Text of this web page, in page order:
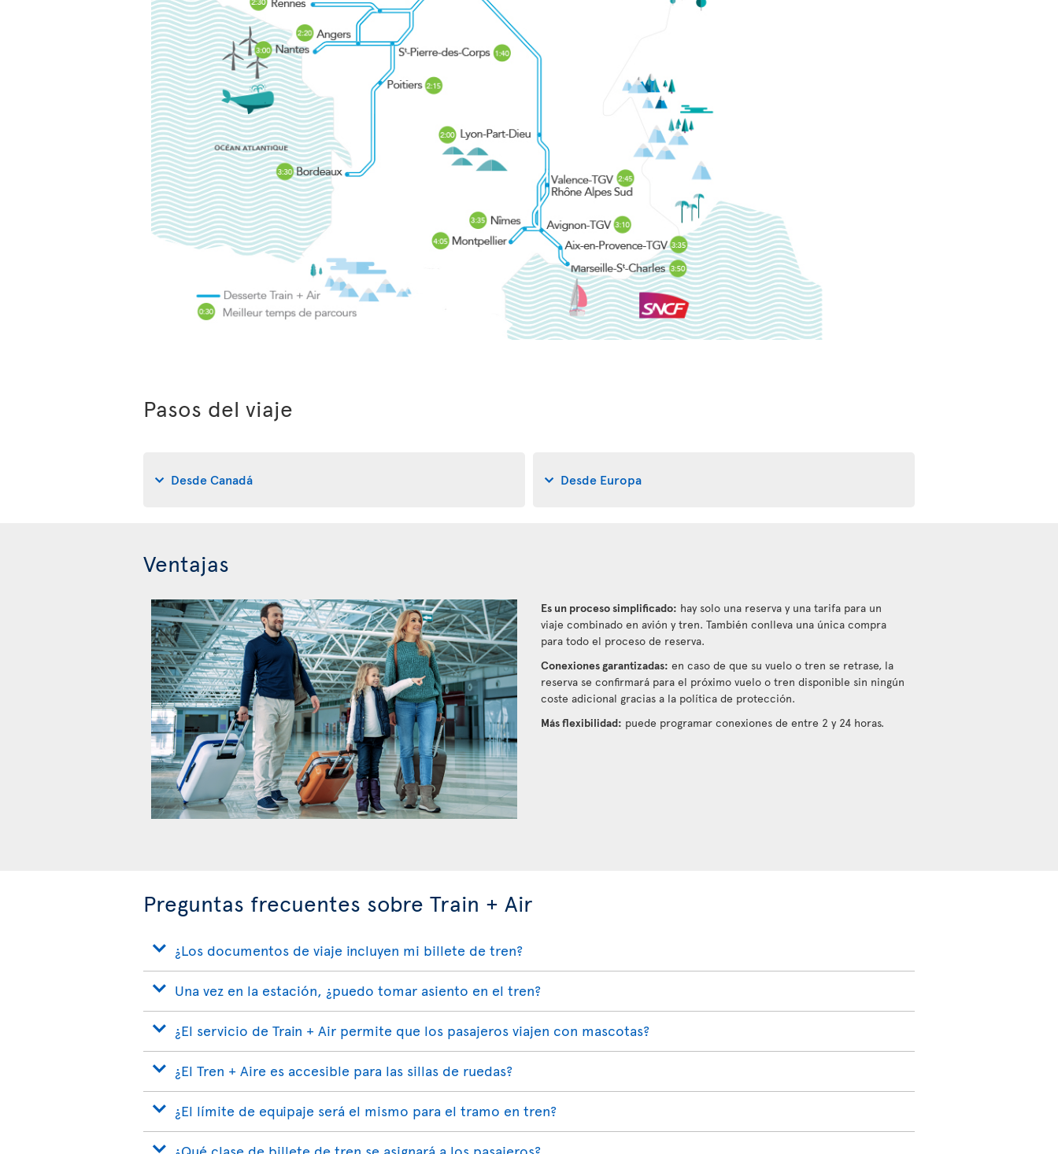
Pasos del viaje
Desde Canadá Desde Europa
Ventajas
Es un proceso simplificado: hay solo una reserva y una tarifa para un
viaje combinado en avión y tren. También conlleva una única compra
para todo el proceso de reserva.
Conexiones garantizadas: en caso de que su vuelo o tren se retrase, la
reserva se confirmará para el próximo vuelo o tren disponible sin ningún
coste adicional gracias a la política de protección.
Más flexibilidad: puede programar conexiones de entre 2 y 24 horas.
Preguntas frecuentes sobre Train + Air
¿Los documentos de viaje incluyen mi billete de tren?
Una vez en la estación, ¿puedo tomar asiento en el tren?
¿El servicio de Train + Air permite que los pasajeros viajen con mascotas?
¿El Tren + Aire es accesible para las sillas de ruedas?
¿El límite de equipaje será el mismo para el tramo en tren?